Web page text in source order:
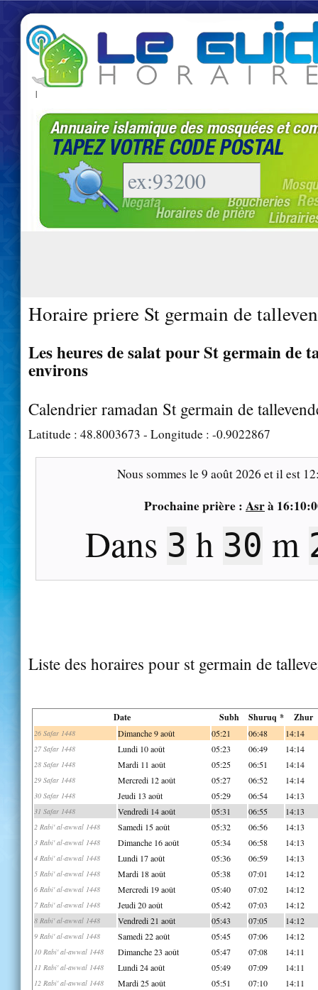
|
Horaire priere St germain de
Les heures de salat pour St germain de
environs
Calendrier ramadan St germain de
Latitude : 48.8003673 - Longitude : -0.9022867
Nous sommes le9 août 2026 et il est
Prochaine prière : Asrà
Dans 3 h 30 m
Liste des horaires pour st germain de
Date Subh Shuruq * Zhur
26 Safar 1448 Dimanche 9 août 05:21 06:48 14:14
27 Safar 1448 Lundi 10 août 05:23 06:49 14:14
28 Safar 1448 Mardi 11 août 05:25 06:51 14:14
29 Safar 1448 Mercredi 12 août 05:27 06:52 14:14
30 Safar 1448 Jeudi 13 août 05:29 06:54 14:13
31 Safar 1448 Vendredi 14 août 05:31 06:55 14:13
2 Rabi' al-awwal 1448 Samedi 15 août 05:32 06:56 14:13
3 Rabi' al-awwal 1448 Dimanche 16 août 05:34 06:58 14:13
4 Rabi' al-awwal 1448 Lundi 17 août 05:36 06:59 14:13
5 Rabi' al-awwal 1448 Mardi 18 août 05:38 07:01 14:12
6 Rabi' al-awwal 1448 Mercredi 19 août 05:40 07:02 14:12
7 Rabi' al-awwal 1448 Jeudi 20 août 05:42 07:03 14:12
8 Rabi' al-awwal 1448 Vendredi 21 août 05:43 07:05 14:12
9 Rabi' al-awwal 1448 Samedi 22 août 05:45 07:06 14:12
10 Rabi' al-awwal 1448 Dimanche 23 août 05:47 07:08 14:11
11 Rabi' al-awwal 1448 Lundi 24 août 05:49 07:09 14:11
12 Rabi' al-awwal 1448 Mardi 25 août 05:51 07:10 14:11